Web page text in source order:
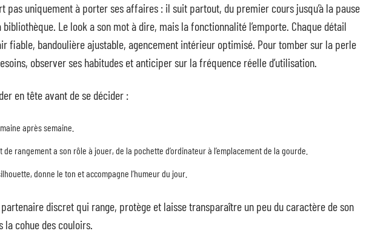
pas uniquement à porter ses affaires : il suit partout, du premier cours jusqu’à la pause
Le look a son mot à dire, mais la fonctionnalité l’emporte. Chaque détail
fiable, bandoulière ajustable, agencement intérieur optimisé. Pour tomber sur la perle
observer ses habitudes et anticiper sur la fréquence réelle d’utilisation.
en tête avant de se décider :
après semaine.
de rangement a son rôle à jouer, de la pochette d’ordinateur à l’emplacement de la gourde.
donne le ton et accompagne l’humeur du jour.
partenaire discret qui range, protège et laisse transparaître un peu du caractère de son
cohue des couloirs.